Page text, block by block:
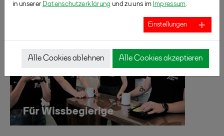
in unserer Datenschutzerklärung und zu uns im Impressum.
Einstellungen
Alle Cookies ablehnen Alle Cookies akzeptieren